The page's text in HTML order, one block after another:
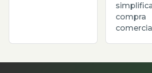
compra